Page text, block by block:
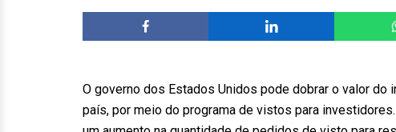
O governo dos Estados Unidos pode dobrar o valor
país, por meio do programa de vistos para